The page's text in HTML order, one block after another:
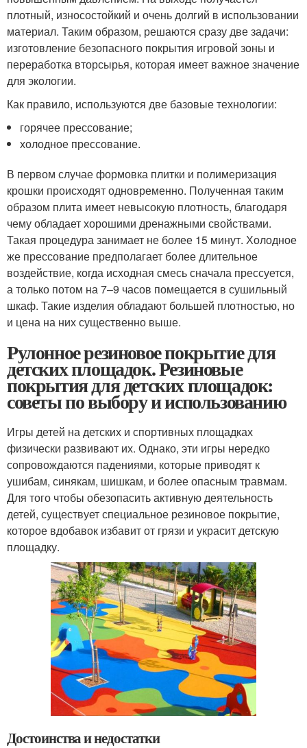
плотный, износостойкий и очень долгий в использовании
материал. Таким образом, решаются сразу две задачи:
изготовление безопасного покрытия игровой зоны и
переработка вторсырья, которая имеет важное значение
для экологии.
Как правило, используются две базовые технологии:
горячее прессование;
холодное прессование.
В первом случае формовка плитки и полимеризация
крошки происходят одновременно. Полученная таким
образом плита имеет невысокую плотность, благодаря
чему обладает хорошими дренажными свойствами.
Такая процедура занимает не более 15 минут. Холодное
же прессование предполагает более длительное
воздействие, когда исходная смесь сначала прессуется,
а только потом на 7–9 часов помещается в сушильный
шкаф. Такие изделия обладают большей плотностью, но
и цена на них существенно выше.
Рулонное резиновое покрытие для
детских площадок. Резиновые
покрытия для детских площадок:
советы по выбору и использованию
Игры детей на детских и спортивных площадках
физически развивают их. Однако, эти игры нередко
сопровождаются падениями, которые приводят к
ушибам, синякам, шишкам, и более опасным травмам.
Для того чтобы обезопасить активную деятельность
детей, существует специальное резиновое покрытие,
которое вдобавок избавит от грязи и украсит детскую
площадку.
Достоинства и недостатки